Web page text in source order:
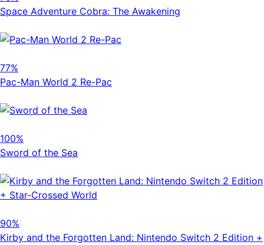
Space Adventure Cobra: The Awakening
77%
Pac-Man World 2 Re-Pac
100%
Sword of the Sea
90%
Kirby and the Forgotten Land: Nintendo Switch 2 Edition +